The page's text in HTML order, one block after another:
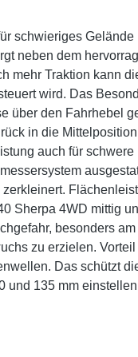
schwieriges
neben dem
mehr Traktion kann
wird. Das
über den Fahrhebel
in die
auch für
Sherpa 4WD mittig
besonders
zu erzielen.
Das schützt
und 135 mm